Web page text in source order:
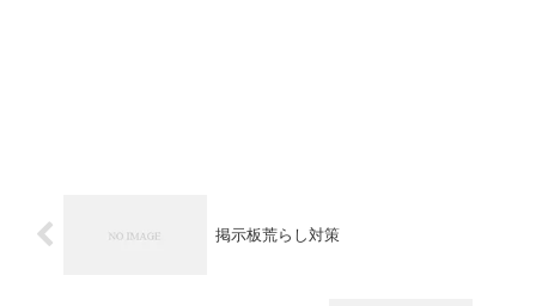
掲示板荒らし対策